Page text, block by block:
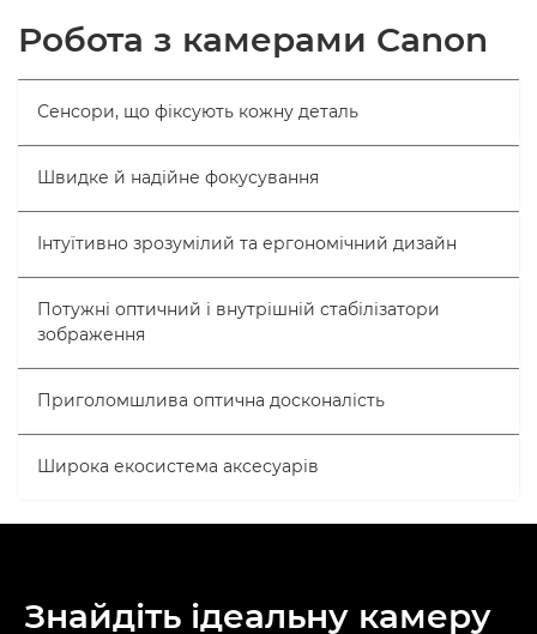
Переглянути всі камери
Об’єктиви та аксесуари
Поради й методи
Робота з камерами Canon
Сенсори, що фіксують кожну деталь
Швидке й надійне фокусування
Інтуїтивно зрозумілий та ергономічний дизайн
Потужні оптичний і внутрішній стабілізатори
зображення
Приголомшлива оптична досконалість
Широка екосистема аксесуарів
Знайдіть ідеальну камеру